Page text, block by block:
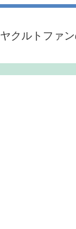
ヤクルトファ